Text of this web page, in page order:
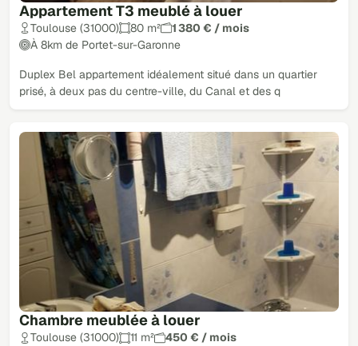
Appartement T3 meublé à louer
Toulouse (31000) 80 m²
1 380 € / mois
À 8km de Portet-sur-Garonne
Duplex Bel appartement idéalement situé dans un quartier
prisé, à deux pas du centre-ville, du Canal et des q
Chambre meublée à louer
Toulouse (31000) 11 m²
450 € / mois